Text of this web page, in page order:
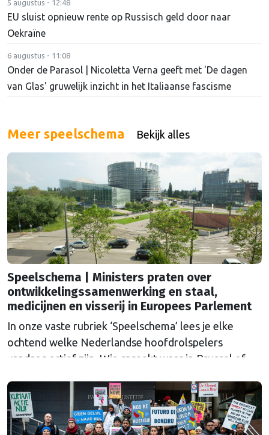
5 augustus - 12:48
EU sluist opnieuw rente op Russisch geld door naar
Oekraïne
6 augustus - 11:08
Onder de Parasol | Nicoletta Verna geeft met 'De dagen
van Glas' gruwelijk inzicht in het Italiaanse fascisme
Meer speelschema Bekijk alles
Speelschema | Ministers praten over
ontwikkelingssamenwerking en staal,
medicijnen en visserij in Europees Parlement
In onze vaste rubriek ‘Speelschema’ lees je elke
ochtend welke Nederlandse hoofdrolspelers
vandaag actief zijn. Wie spreekt waar in Brussel of
agenda?